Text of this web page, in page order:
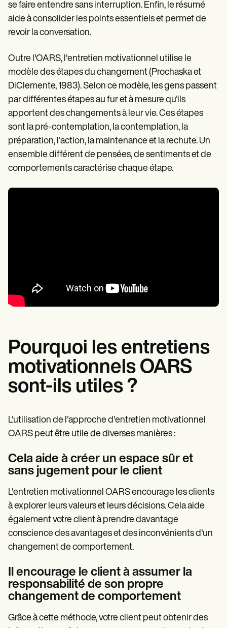
se faire entendre sans interruption. Enfin, le résumé
aide à consolider les points essentiels et permet de
revoir la conversation.
Outre l'OARS, l'entretien motivationnel utilise le
modèle des étapes du changement (Prochaska et
DiClemente, 1983). Selon ce modèle, les gens passent
par différentes étapes au fur et à mesure qu'ils
apportent des changements à leur vie. Ces étapes
sont la pré-contemplation, la contemplation, la
préparation, l'action, la maintenance et la rechute. Un
ensemble différent de pensées, de sentiments et de
comportements caractérise chaque étape.
Pourquoi les entretiens
motivationnels OARS
sont-ils utiles ?
L'utilisation de l'approche d'entretien motivationnel
OARS peut être utile de diverses manières :
Cela aide à créer un espace sûr et
sans jugement pour le client
L'entretien motivationnel OARS encourage les clients
à explorer leurs valeurs et leurs décisions. Cela aide
également votre client à prendre davantage
conscience des avantages et des inconvénients d'un
changement de comportement.
Il encourage le client à assumer la
responsabilité de son propre
changement de comportement
Grâce à cette méthode, votre client peut obtenir des